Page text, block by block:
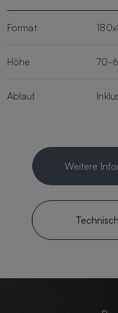
Format
Höhe 70-
Ablauf
Weitere